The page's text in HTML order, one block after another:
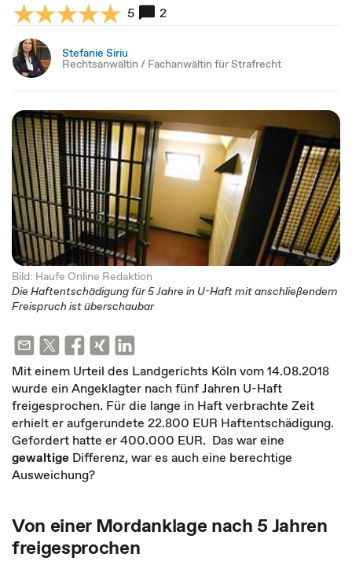
5
2
Stefanie Siriu
Rechtsanwältin / Fachanwältin für Strafrecht
Bild: Haufe Online Redaktion
Die Haftentschädigung für 5 Jahre in U-Haft mit anschließendem
Freispruch ist überschaubar
Mit einem Urteil des Landgerichts Köln vom 14.08.2018
wurde ein Angeklagter nach fünf Jahren U-Haft
freigesprochen. Für die lange in Haft verbrachte Zeit
erhielt er aufgerundete 22.800 EUR Haftentschädigung.
Gefordert hatte er 400.000 EUR. Das war eine
gewaltige Differenz, war es auch eine berechtige
Ausweichung?
Von einer Mordanklage nach 5 Jahren
freigesprochen